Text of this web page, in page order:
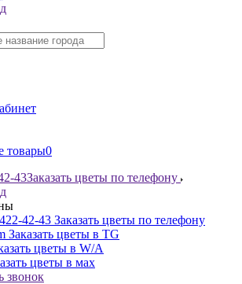
товары0
43Заказать цветы по телефону
42-43 Заказать цветы по телефону
Заказать цветы в TG
цветы в W/A
цветы в мах
звонок